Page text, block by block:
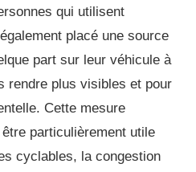
qui utilisent
placé une source
part sur leur véhicule à
rendre plus visibles et pour
Cette mesure
particulièrement utile
cyclables, la congestion